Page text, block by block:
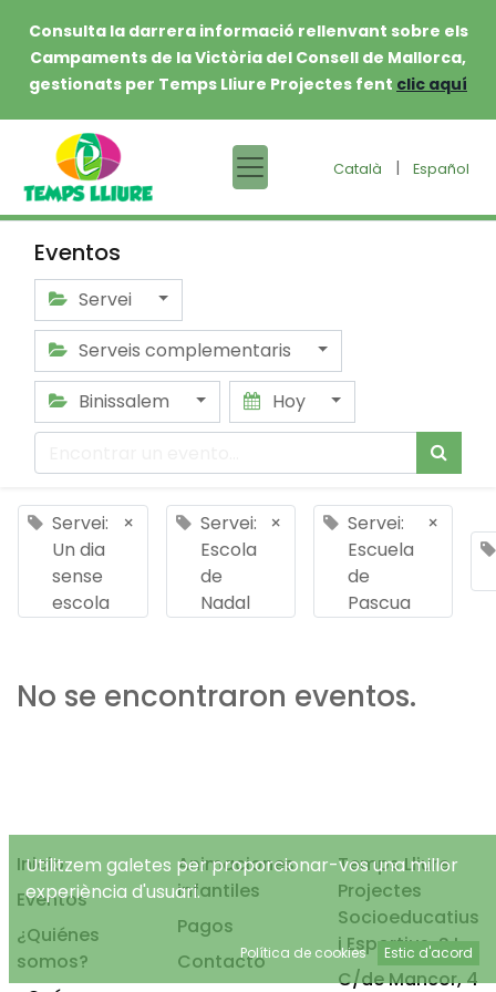
Consulta la darrera informació rellenvant sobre els
Campaments de la Victòria del Consell de Mallorca,
gestionats per Temps Lliure Projectes fent clic aquí
Català | Español
Eventos
Servei
Serveis complementaris
Binissalem
Hoy
Servei:
Un dia
sense
escola
×
Servei:
Escola
de
Nadal
×
Servei:
Escuela
de
Pascua
×
No se encontraron eventos.
Inicio
Eventos
¿Quiénes
somos?
Animaciones
infantiles
Pagos
Contacto
Temps Lliure
Projectes
Socioeducatius
i Esportius, S.L.
C/de Mancor, 4
Utilitzem galetes per proporcionar-vos una millor
experiència d'usuari.
Política de cookies Estic d'acord